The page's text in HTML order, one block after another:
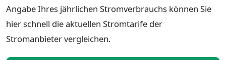
Angabe Ihres jährlichen Stromverbrauchs können Sie
hier schnell die aktuellen Stromtarife der
Stromanbieter vergleichen.